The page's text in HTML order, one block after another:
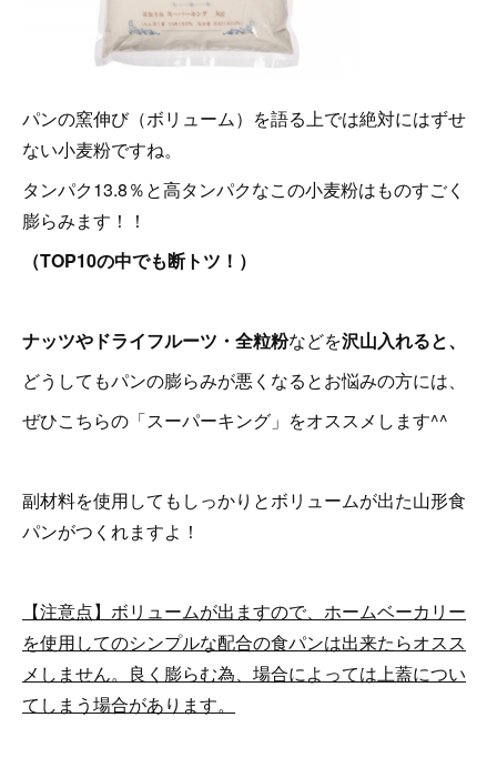
パンの窯伸び（ボリューム）を語る上では絶対にはずせ
ない小麦粉ですね。
タンパク13.8％と高タンパクなこの小麦粉はものすごく
膨らみます！！
（TOP10の中でも断トツ！）
ナッツやドライフルーツ・全粒粉などを沢山入れると、
どうしてもパンの膨らみが悪くなるとお悩みの方には、
ぜひこちらの「スーパーキング」をオススメします^^
副材料を使用してもしっかりとボリュームが出た山形食
パンがつくれますよ！
【注意点】ボリュームが出ますので、ホームベーカリー
を使用してのシンプルな配合の食パンは出来たらオスス
メしません。良く膨らむ為、場合によっては上蓋につい
てしまう場合があります。